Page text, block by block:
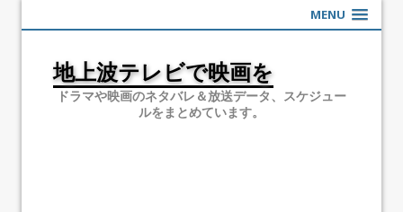
MENU
地上波テレビで映画を
ドラマや映画のネタバレ＆放送データ、スケジュー
ルをまとめています。